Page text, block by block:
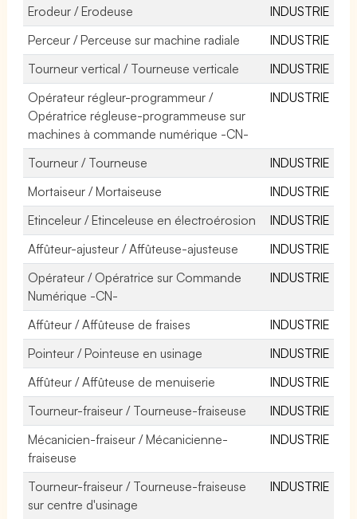
Erodeur / Erodeuse
INDUSTRIE
Perceur / Perceuse sur machine radiale
INDUSTRIE
Tourneur vertical / Tourneuse verticale
INDUSTRIE
Opérateur régleur-programmeur /
Opératrice régleuse-programmeuse sur
machines à commande numérique -CN-
INDUSTRIE
Tourneur / Tourneuse
INDUSTRIE
Mortaiseur / Mortaiseuse
INDUSTRIE
Etinceleur / Etinceleuse en électroérosion
INDUSTRIE
Affûteur-ajusteur / Affûteuse-ajusteuse
INDUSTRIE
Opérateur / Opératrice sur Commande
Numérique -CN-
INDUSTRIE
Affûteur / Affûteuse de fraises
INDUSTRIE
Pointeur / Pointeuse en usinage
INDUSTRIE
Affûteur / Affûteuse de menuiserie
INDUSTRIE
Tourneur-fraiseur / Tourneuse-fraiseuse
INDUSTRIE
Mécanicien-fraiseur / Mécanicienne-
fraiseuse
INDUSTRIE
Tourneur-fraiseur / Tourneuse-fraiseuse
sur centre d'usinage
INDUSTRIE